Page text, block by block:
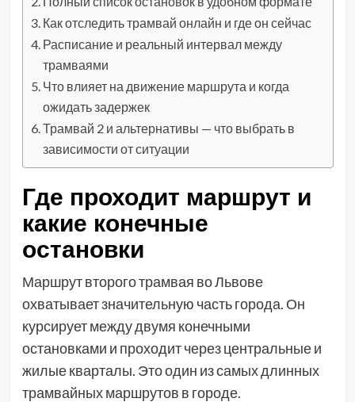
Как отследить трамвай онлайн и где он сейчас
Расписание и реальный интервал между
трамваями
Что влияет на движение маршрута и когда
ожидать задержек
Трамвай 2 и альтернативы — что выбрать в
зависимости от ситуации
Где проходит маршрут и
какие конечные
остановки
Маршрут второго трамвая во Львове
охватывает значительную часть города. Он
курсирует между двумя конечными
остановками и проходит через центральные и
жилые кварталы. Это один из самых длинных
трамвайных маршрутов в городе.